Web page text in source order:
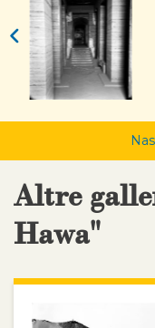
Altre
Hawa"